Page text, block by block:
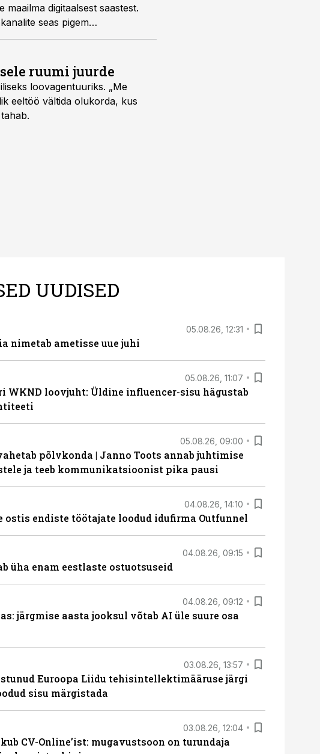
digitaalsest saastest.
seas pigem
ruumi juurde
loovagentuuriks. „Me
eeltöö vältida olukorda, kus
UUDISED
05.08.26, 12:31
nimetab ametisse uue juhi
05.08.26, 11:07
WKND loovjuht: Üldine influencer-sisu hägustab
05.08.26, 09:00
põlvkonda | Janno Toots annab juhtimise
ja teeb kommunikatsioonist pika pausi
04.08.26, 14:10
ostis endiste töötajate loodud idufirma Outfunnel
04.08.26, 09:15
üha enam eestlaste ostuotsuseid
04.08.26, 09:12
järgmise aasta jooksul võtab AI üle suure osa
03.08.26, 13:57
Euroopa Liidu tehisintellektimääruse järgi
sisu märgistada
03.08.26, 12:04
CV-Online’ist: mugavustsoon on turundaja